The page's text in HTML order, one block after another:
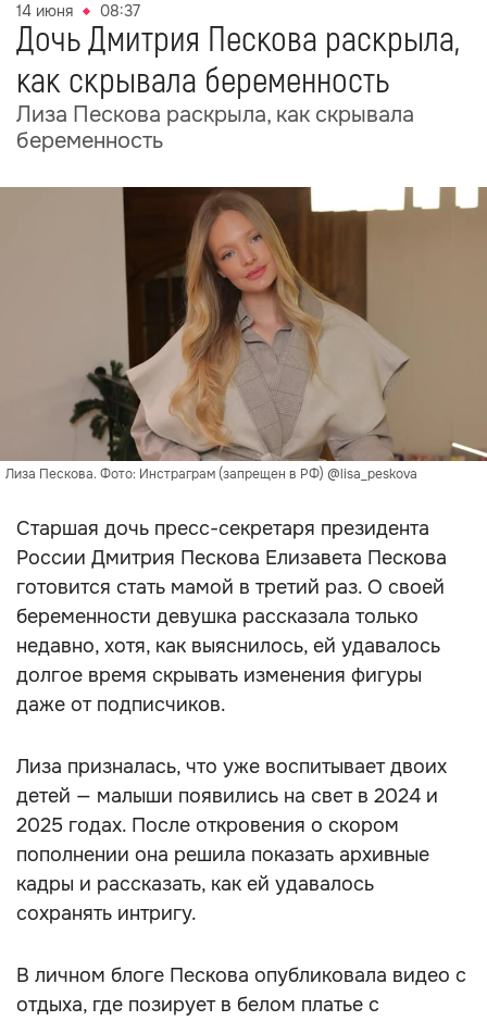
14 июня 08:37
Дочь Дмитрия Пескова раскрыла,
как скрывала беременность
Лиза Пескова раскрыла, как скрывала
беременность
Лиза Пескова. Фото: Инстраграм (запрещен в РФ) @lisa_peskova
Старшая дочь пресс-секретаря президента
России Дмитрия Пескова Елизавета Пескова
готовится стать мамой в третий раз. О своей
беременности девушка рассказала только
недавно, хотя, как выяснилось, ей удавалось
долгое время скрывать изменения фигуры
даже от подписчиков.
Лиза призналась, что уже воспитывает двоих
детей — малыши появились на свет в 2024 и
2025 годах. После откровения о скором
пополнении она решила показать архивные
кадры и рассказать, как ей удавалось
сохранять интригу.
В личном блоге Пескова опубликовала видео с
отдыха, где позирует в белом платье с